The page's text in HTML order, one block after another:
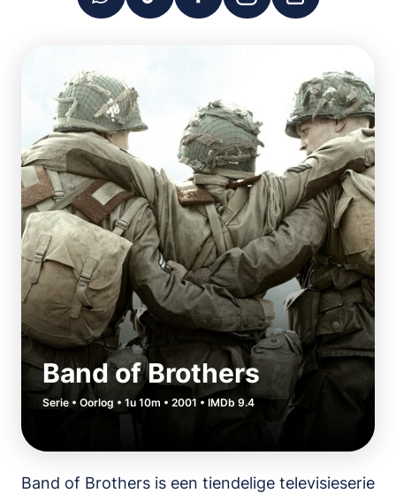
Band of Brothers
Serie • Oorlog • 1u 10m • 2001 • IMDb 9.4
Band of Brothers is een tiendelige televisieserie